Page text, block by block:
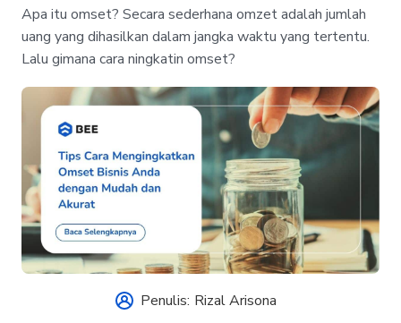
Apa itu omset? Secara sederhana omzet adalah jumlah
uang yang dihasilkan dalam jangka waktu yang tertentu.
Lalu gimana cara ningkatin omset?
Penulis: Rizal Arisona